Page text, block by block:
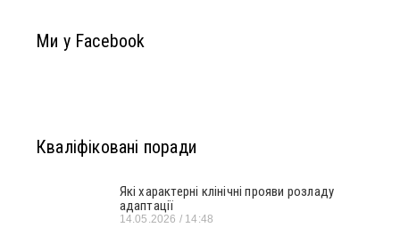
Ми у Facebook
Кваліфіковані поради
Які характерні клінічні прояви розладу
адаптації
14.05.2026 14:48